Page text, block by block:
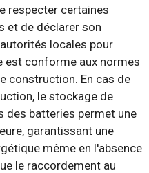
respecter certaines
et de déclarer son
locales pour
est conforme aux normes
construction. En cas de
le stockage de
des batteries permet une
garantissant une
même en l'absence
le raccordement au